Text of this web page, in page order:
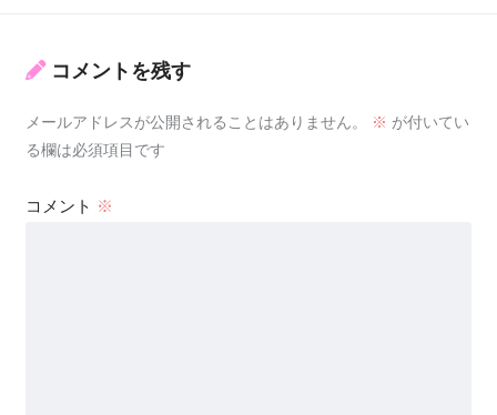
コメントを残す
メールアドレスが公開されることはありません。 ※ が付いてい
る欄は必須項目です
コメント ※